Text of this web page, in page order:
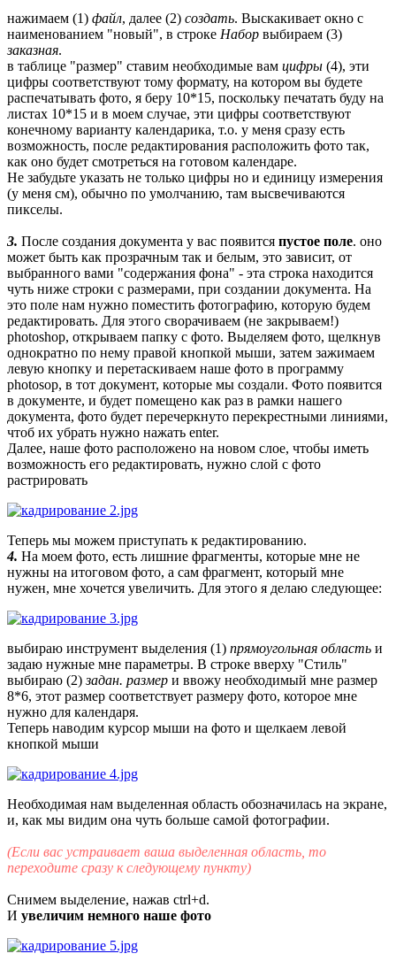
нажимаем (1) файл, далее (2) создать. Выскакивает окно с
наименованием "новый", в строке Набор выбираем (3)
заказная.
в таблице "размер" ставим необходимые вам цифры (4), эти
цифры соответствуют тому формату, на котором вы будете
распечатывать фото, я беру 10*15, поскольку печатать буду на
листах 10*15 и в моем случае, эти цифры соответствуют
конечному варианту календарика, т.о. у меня сразу есть
возможность, после редактирования расположить фото так,
как оно будет смотреться на готовом календаре.
Не забудьте указать не только цифры но и единицу измерения
(у меня см), обычно по умолчанию, там высвечиваются
пикселы.
3. После создания документа у вас появится пустое поле. оно
может быть как прозрачным так и белым, это зависит, от
выбранного вами "содержания фона" - эта строка находится
чуть ниже строки с размерами, при создании документа. На
это поле нам нужно поместить фотографию, которую будем
редактировать. Для этого сворачиваем (не закрываем!)
photoshop, открываем папку с фото. Выделяем фото, щелкнув
однократно по нему правой кнопкой мыши, затем зажимаем
левую кнопку и перетаскиваем наше фото в программу
photosop, в тот документ, которые мы создали. Фото появится
в документе, и будет помещено как раз в рамки нашего
документа, фото будет перечеркнуто перекрестными линиями,
чтоб их убрать нужно нажать enter.
Далее, наше фото расположено на новом слое, чтобы иметь
возможность его редактировать, нужно слой с фото
растрировать
Теперь мы можем приступать к редактированию.
4. На моем фото, есть лишние фрагменты, которые мне не
нужны на итоговом фото, а сам фрагмент, который мне
нужен, мне хочется увеличить. Для этого я делаю следующее:
выбираю инструмент выделения (1) прямоугольная область и
задаю нужные мне параметры. В строке вверху "Стиль"
выбираю (2)задан. размер и ввожу необходимый мне размер
8*6, этот размер соответствует размеру фото, которое мне
нужно для календаря.
Теперь наводим курсор мыши на фото и щелкаем левой
кнопкой мыши
Необходимая нам выделенная область обозначилась на экране,
и, как мы видим она чуть больше самой фотографии.
(Если вас устраивает ваша выделенная область, то
переходите сразу к следующему пункту)
Снимем выделение, нажав ctrl+d.
И увеличим немного наше фото